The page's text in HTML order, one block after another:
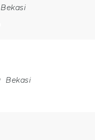
Bekasi
Bekasi